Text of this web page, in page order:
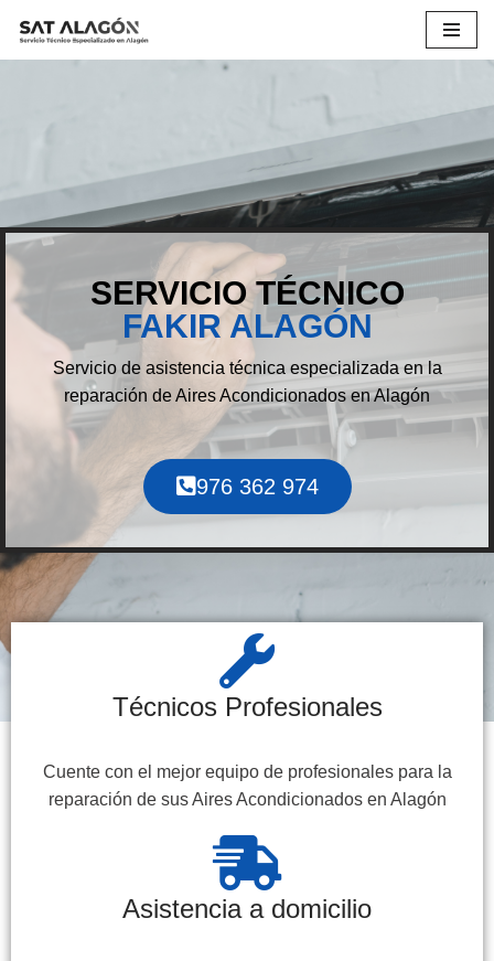
Saltar
SERVICIO TÉCNICO
FAKIR ALAGÓN
Servicio de asistencia técnica especializada en la
reparación de Aires Acondicionados en Alagón
976 362 974
Técnicos Profesionales
Cuente con el mejor equipo de profesionales para la
reparación de sus Aires Acondicionados en Alagón
Asistencia a domicilio